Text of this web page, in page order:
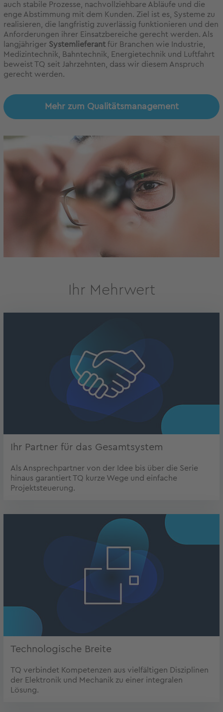
auch stabile Prozesse, nachvollziehbare Abläufe und die
enge Abstimmung mit dem Kunden. Ziel ist es, Systeme zu
realisieren, die langfristig zuverlässig funktionieren und den
Anforderungen ihrer Einsatzbereiche gerecht werden. Als
langjähriger Systemlieferant für Branchen wie Industrie,
Medizintechnik, Bahntechnik, Energietechnik und Luftfahrt
beweist TQ seit Jahrzehnten, dass wir diesem Anspruch
gerecht werden.
Mehr zum Qualitätsmanagement
Ihr Mehrwert
Ihr Partner für das Gesamtsystem
Als Ansprechpartner von der Idee bis über die Serie
hinaus garantiert TQ kurze Wege und einfache
Projektsteuerung.
Technologische Breite
TQ verbindet Kompetenzen aus vielfältigen Disziplinen
der Elektronik und Mechanik zu einer integralen
Lösung.